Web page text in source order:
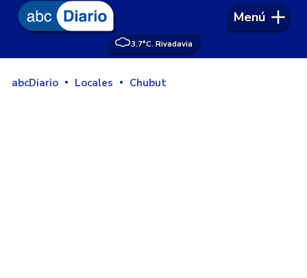
3.7°C. Rivadavia
Menú
abcDiario Locales Chubut